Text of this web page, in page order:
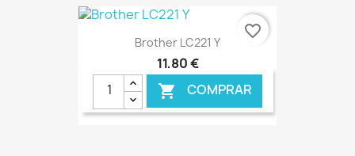
€ ONLINE
Brother LC221 Y
11,80 €
 COMPRAR
favorite_border